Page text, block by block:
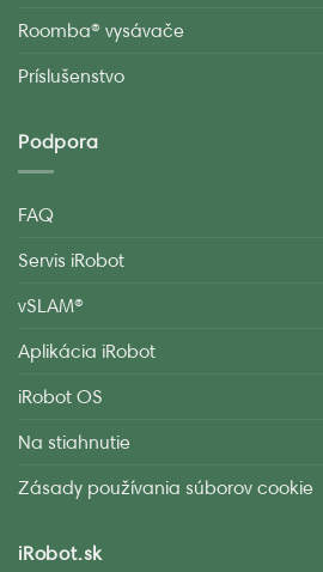
Roomba® vysávače
Príslušenstvo
Podpora
FAQ
Servis iRobot
vSLAM®
Aplikácia iRobot
iRobot OS
Na stiahnutie
Zásady používania súborov cookie
iRobot.sk